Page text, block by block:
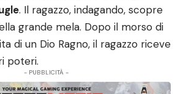
. Il ragazzo, indagando, scopre
grande mela. Dopo il morso di
di un Dio Ragno, il ragazzo riceve
poteri.
- PUBBLICITÀ -